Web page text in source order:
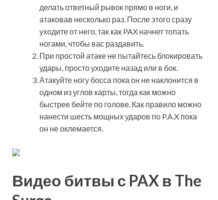
делать ответный рывок прямо в ноги, и
атаковав несколько раз. После этого сразу
уходите от него, так как PAX начнет топать
ногами, чтобы вас раздавить.
При простой атаке не пытайтесь блокировать
удары, просто уходите назад или в бок.
Атакуйте ногу босса пока он не наклонится в
одном из углов карты, тогда как можно
быстрее бейте по голове. Как правило можно
нанести шесть мощных ударов по P.A.X пока
он не оклемается.
Видео битвы с PAX в The